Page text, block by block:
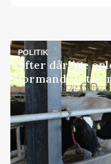
POLITIK
Efter dårlige
formand